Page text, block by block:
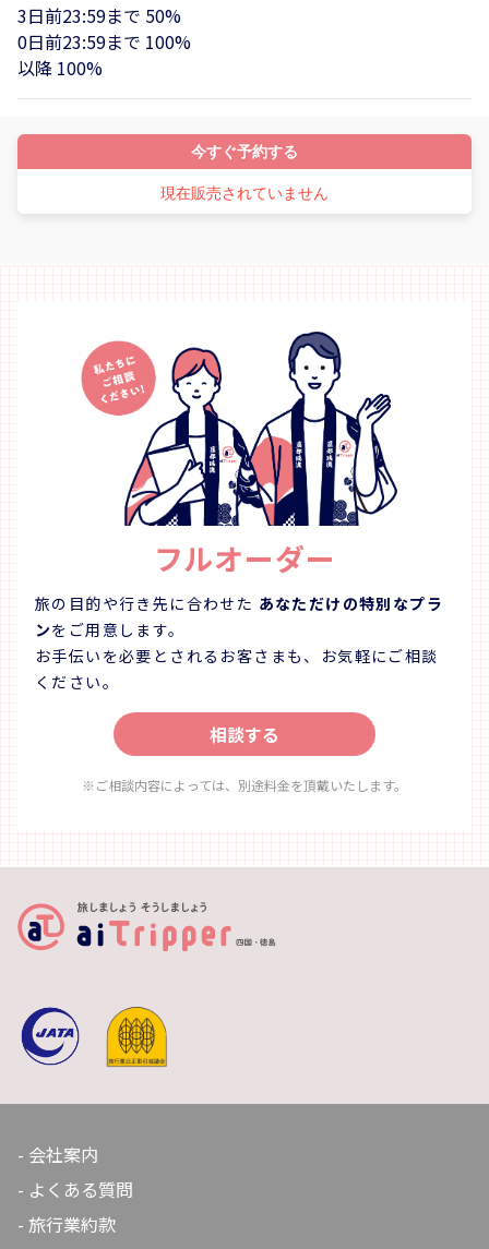
3日前23:59まで 50%
0日前23:59まで 100%
以降 100%
今すぐ予約する
現在販売されていません
フルオーダー
旅の目的や行き先に合わせた あなただけの特別なプラ
ンをご用意します。
お手伝いを必要とされるお客さまも、お気軽にご相談
ください。
相談する
※ご相談内容によっては、別途料金を頂戴いたします。
会社案内
よくある質問
旅行業約款